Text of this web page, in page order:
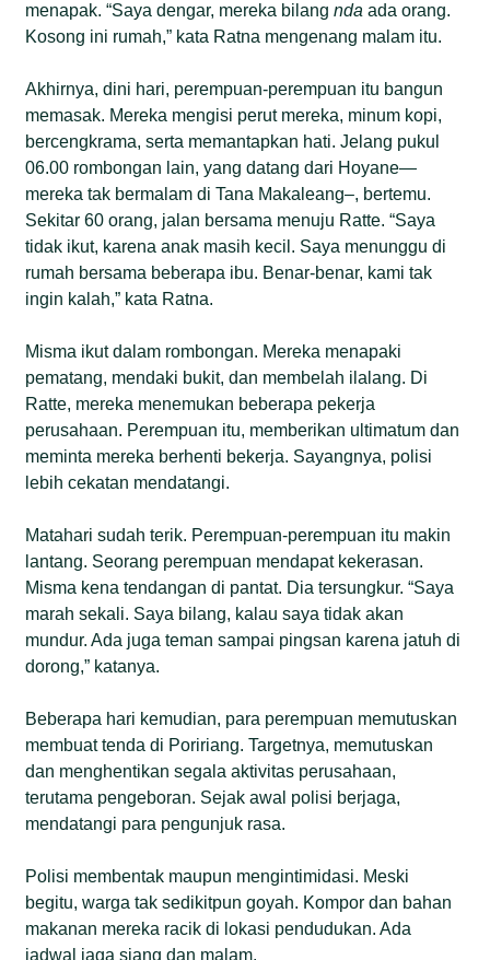
menapak. “Saya dengar, mereka bilangndaada orang.
Kosong ini rumah,” kata Ratna mengenang malam itu.
Akhirnya, dini hari, perempuan-perempuan itu bangun
memasak. Mereka mengisi perut mereka, minum kopi,
bercengkrama, serta memantapkan hati. Jelang pukul
06.00 rombongan lain, yang datang dari Hoyane—
mereka tak bermalam di Tana Makaleang–, bertemu.
Sekitar 60 orang, jalan bersama menuju Ratte. “Saya
tidak ikut, karena anak masih kecil. Saya menunggu di
rumah bersama beberapa ibu. Benar-benar, kami tak
ingin kalah,” kata Ratna.
Misma ikut dalam rombongan. Mereka menapaki
pematang, mendaki bukit, dan membelah ilalang. Di
Ratte, mereka menemukan beberapa pekerja
perusahaan. Perempuan itu, memberikan ultimatum dan
meminta mereka berhenti bekerja. Sayangnya, polisi
lebih cekatan mendatangi.
Matahari sudah terik. Perempuan-perempuan itu makin
lantang. Seorang perempuan mendapat kekerasan.
Misma kena tendangan di pantat. Dia tersungkur. “Saya
marah sekali. Saya bilang, kalau saya tidak akan
mundur. Ada juga teman sampai pingsan karena jatuh di
dorong,” katanya.
Beberapa hari kemudian, para perempuan memutuskan
membuat tenda di Poririang. Targetnya, memutuskan
dan menghentikan segala aktivitas perusahaan,
terutama pengeboran. Sejak awal polisi berjaga,
mendatangi para pengunjuk rasa.
Polisi membentak maupun mengintimidasi. Meski
begitu, warga tak sedikitpun goyah. Kompor dan bahan
makanan mereka racik di lokasi pendudukan. Ada
jadwal jaga siang dan malam.